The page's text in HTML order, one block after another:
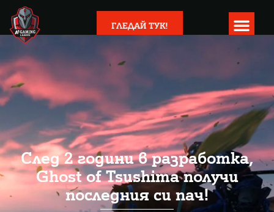
ГЛЕДАЙ ТУК!
След 2 години в разработка,
Ghost of Tsushima получи
последния си пач!